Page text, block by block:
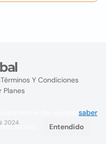
Términos Y Condiciones
Planes
2024
saber
su uso. Entendido